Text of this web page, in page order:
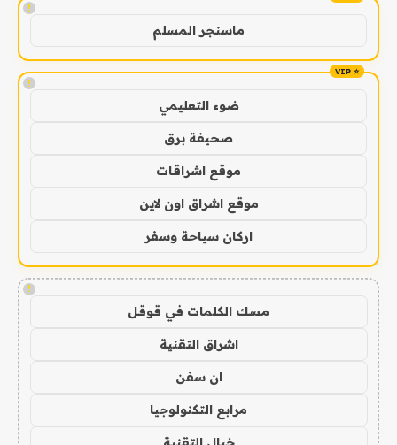
!
ماسنجر المسلم
!
ضوء التعليمي
صحيفة برق
موقع اشراقات
موقع اشراق اون لاين
اركان سياحة وسفر
!
مسك الكلمات في قوقل
اشراق التقنية
ان سفن
مرابع التكنولوجيا